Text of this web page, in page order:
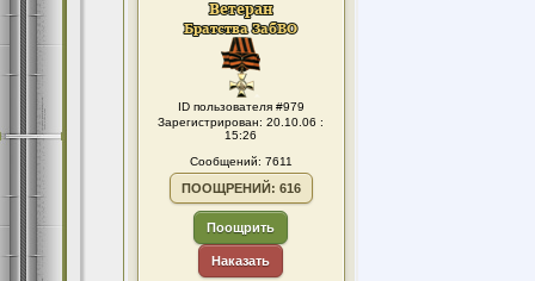
ID пользователя #979
Зарегистрирован: 20.10.06 :
15:26
Сообщений: 7611
ПООЩРЕНИЙ: 616
Поощрить
Наказать